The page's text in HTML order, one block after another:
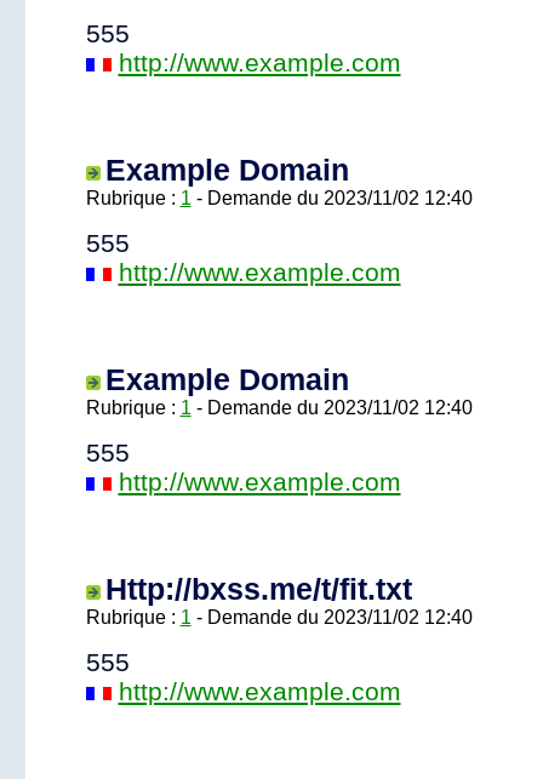
555
http://www.example.com
Example Domain
Rubrique : 1 - Demande du 2023/11/02 12:40
555
http://www.example.com
Example Domain
Rubrique : 1 - Demande du 2023/11/02 12:40
555
http://www.example.com
Http://bxss.me/t/fit.txt
Rubrique : 1 - Demande du 2023/11/02 12:40
555
http://www.example.com